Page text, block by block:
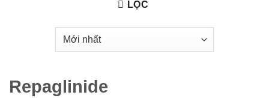
LỌC
Repaglinide